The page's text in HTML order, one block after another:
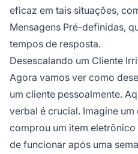
eficaz em tais situações,
Mensagens Pré-definidas,
tempos de resposta.
Desescalando um Cliente
Agora vamos ver como
um cliente pessoalmente.
verbal é crucial. Imagine
comprou um item
de funcionar após uma